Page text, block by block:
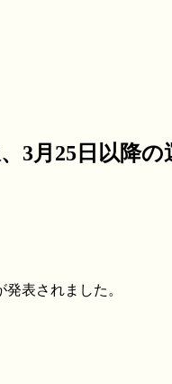
3月25日以降
表されました。